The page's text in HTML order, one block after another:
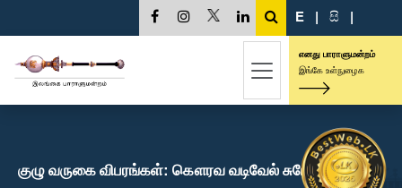
E | සි |
எனது பாராளுமன்றம்
இங்கே உள்நுழைக
குழு வருகை விபரங்கள்: கௌரவ வடிவேல் சுரேஷ், பா.உ.